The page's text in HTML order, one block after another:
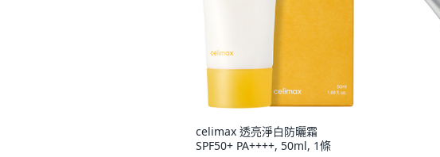
celimax 透亮淨白防曬霜
SPF50+ PA++++, 50ml, 1條